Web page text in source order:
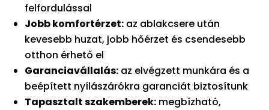
felfordulással
Jobb komfortérzet: az ablakcsere után
kevesebb huzat, jobb hőérzet és csendesebb
otthon érhető el
Garanciavállalás: az elvégzett munkára és a
beépített nyílászárókra garanciát biztosítunk
Tapasztalt szakemberek: megbízható,